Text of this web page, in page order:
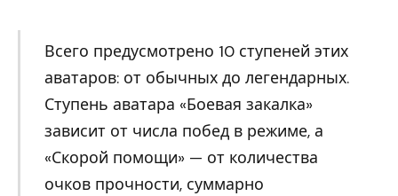
Всего предусмотрено 10 ступеней этих
аватаров: от обычных до легендарных.
Ступень аватара «Боевая закалка»
зависит от числа побед в режиме, а
«Скорой помощи» — от количества
очков прочности, суммарно